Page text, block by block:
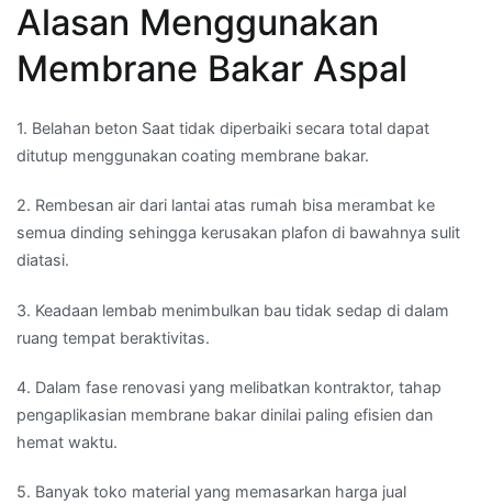
Alasan Menggunakan
Membrane Bakar Aspal
1. Belahan beton Saat tidak diperbaiki secara total dapat
ditutup menggunakan coating membrane bakar.
2. Rembesan air dari lantai atas rumah bisa merambat ke
semua dinding sehingga kerusakan plafon di bawahnya sulit
diatasi.
3. Keadaan lembab menimbulkan bau tidak sedap di dalam
ruang tempat beraktivitas.
4. Dalam fase renovasi yang melibatkan kontraktor, tahap
pengaplikasian membrane bakar dinilai paling efisien dan
hemat waktu.
5. Banyak toko material yang memasarkan harga jual